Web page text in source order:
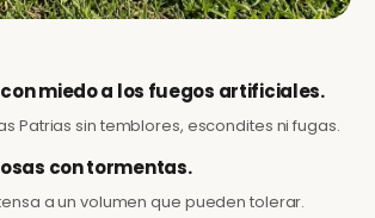
miedo a los fuegos artificiales.
Patrias sin temblores, escondites ni fugas.
con tormentas.
a un volumen que pueden tolerar.